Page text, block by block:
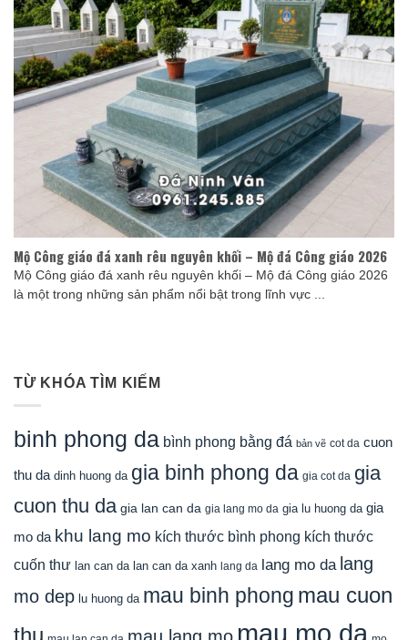
Mộ Công giáo đá xanh rêu nguyên khối – Mộ đá Công giáo 2026
Mộ Công giáo đá xanh rêu nguyên khối – Mộ đá Công giáo 2026
là một trong những sản phẩm nổi bật trong lĩnh vực ...
TỪ KHÓA TÌM KIẾM
binh phong da bình phong bằng đá bản vẽ cot da cuon
thu da dinh huong da gia binh phong da gia cot da gia
cuon thu da gia lan can da gia lang mo da gia lu huong da gia
mo da khu lang mo kích thước bình phong kích thước
cuốn thư lan can da lan can da xanh lang da lang mo da lang
mo dep lu huong da mau binh phong mau cuon
thu
mau mo da